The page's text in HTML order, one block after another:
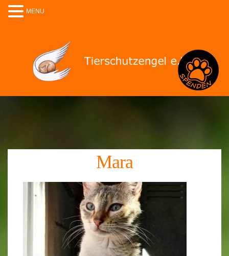
Mara
MENU